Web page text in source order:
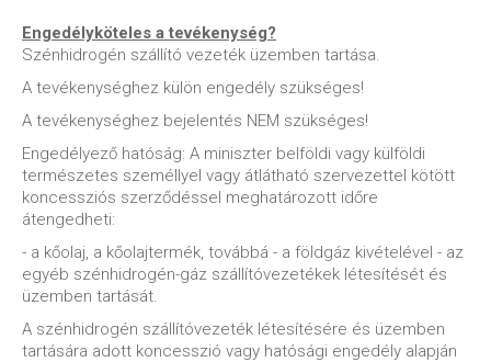
Engedélyköteles a tevékenység?
Szénhidrogén szállító vezeték üzemben tartása.
A tevékenységhez külön engedély szükséges!
A tevékenységhez bejelentés NEM szükséges!
Engedélyező hatóság: A miniszter belföldi vagy külföldi
természetes személlyel vagy átlátható szervezettel kötött
koncessziós szerződéssel meghatározott időre
átengedheti:
- a kőolaj, a kőolajtermék, továbbá - a földgáz kivételével - az
egyéb szénhidrogén-gáz szállítóvezetékek létesítését és
üzemben tartását.
A szénhidrogén szállítóvezeték létesítésére és üzemben
tartására adott koncesszió vagy hatósági engedély alapján